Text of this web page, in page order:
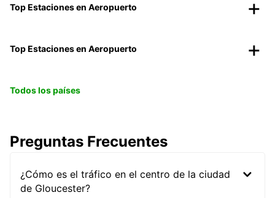
Top Estaciones en Aeropuerto
Top Estaciones en Aeropuerto
Todos los países
Preguntas Frecuentes
¿Cómo es el tráfico en el centro de la ciudad
de Gloucester?